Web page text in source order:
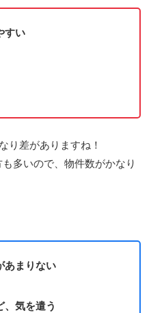
すい
り差がありますね！
多いので、物件数がかなり
あまりない
、気を遣う